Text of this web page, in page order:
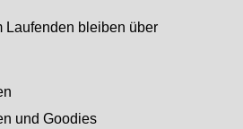
Laufenden bleiben über
und Goodies